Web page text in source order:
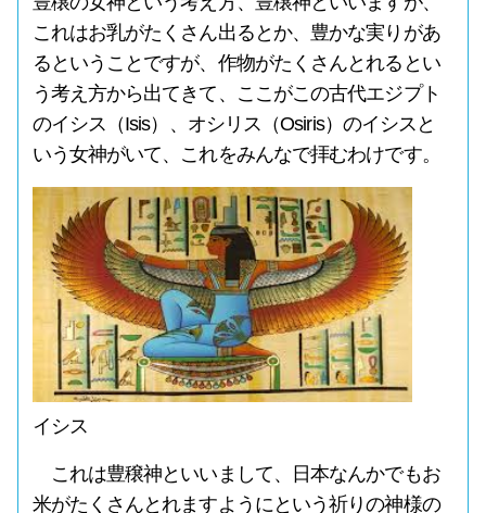
これはお乳がたくさん出るとか、豊かな実りがあ
るということですが、作物がたくさんとれるとい
う考え方から出てきて、ここがこの古代エジプト
のイシス（Isis）、オシリス（Osiris）のイシスと
いう女神がいて、これをみんなで拝むわけです。
イシス
これは豊穣神といいまして、日本なんかでもお
米がたくさんとれますようにという祈りの神様の